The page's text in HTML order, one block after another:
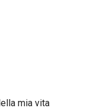
mia vita